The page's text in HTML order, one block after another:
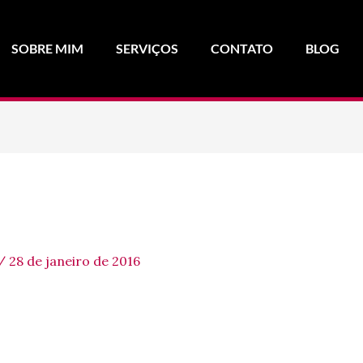
SOBRE MIM SERVIÇOS CONTATO BLOG
/ 28 de janeiro de 2016